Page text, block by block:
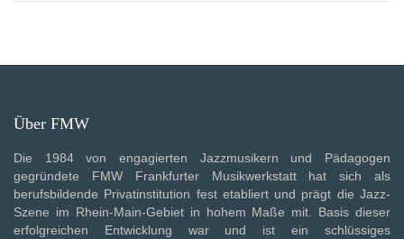
Über FMW
Die 1984 von engagierten Jazzmusikern und Pädagogen
gegründete FMW Frankfurter Musikwerkstatt hat sich als
berufsbildende Privatinstitution fest etabliert und prägt die Jazz-
Szene im Rhein-Main-Gebiet in hohem Maße mit. Basis dieser
erfolgreichen Entwicklung war und ist ein schlüssiges